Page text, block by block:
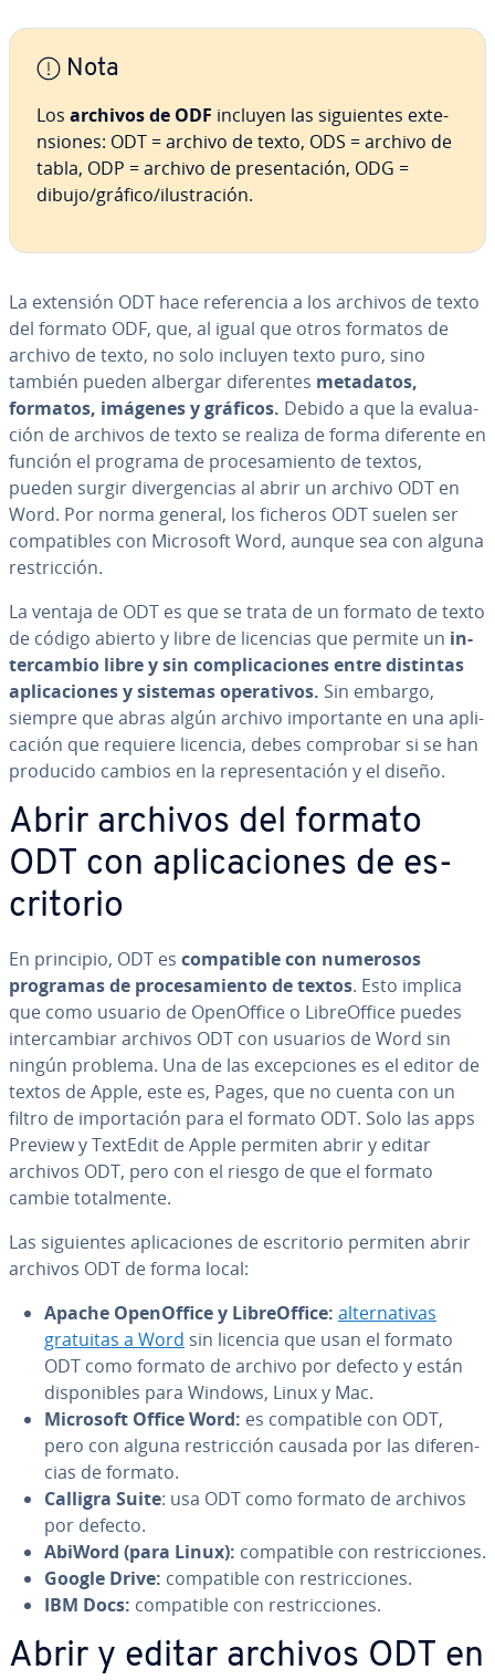
Nota
Los archivosde ODF incluyen las si­guie­n­tes ex­te­
n­sio­nes: ODT = archivo de texto, ODS = archivo de
tabla, ODP = archivo de pre­se­n­ta­ción, ODG =
dibujo/gráfico/ilu­s­tra­ción.
La extensión ODT hace re­fe­re­n­cia a los archivos de texto
del formato ODF, que, al igual que otros formatos de
archivo de texto, no solo incluyen texto puro, sino
también pueden albergar di­fe­re­n­tes metadatos,
formatos, imágenes y gráficos. Debido a que la eva­lua­
ción de archivos de texto se realiza de forma diferente en
función el programa de pro­ce­sa­mie­n­to de textos,
pueden surgir di­ve­r­ge­n­cias al abrir un archivo ODT en
Word. Por norma general, los ficheros ODT suelen ser
co­m­pa­ti­bles con Microsoft Word, aunque sea con alguna
re­s­tri­c­ción.
La ventaja de ODT es que se trata de un formato de texto
de código abierto y libre de licencias que permite un in­
te­r­ca­m­bio libre y sin co­m­pli­ca­cio­nes entre distintas
apli­ca­cio­nes y sistemas ope­ra­ti­vos. Sin embargo,
siempre que abras algún archivo im­po­r­ta­n­te en una apli­
ca­ción que requiere licencia, debes comprobar si se han
producido cambios en la re­pre­se­n­ta­ción y el diseño.
Abrir archivos del formato
ODT con apli­ca­cio­nes de es­
cri­to­rio
En principio, ODT es co­m­pa­ti­ble con numerosos
programas de pro­ce­sa­mie­n­to de textos. Esto implica
que como usuario de Ope­nO­f­fi­ce o Li­breO­f­fi­ce puedes
in­te­r­ca­m­biar archivos ODT con usuarios de Word sin
ningún problema. Una de las ex­ce­p­cio­nes es el editor de
textos de Apple, este es, Pages, que no cuenta con un
filtro de im­po­r­ta­ción para el formato ODT. Solo las apps
Preview y TextEdit de Apple permiten abrir y editar
archivos ODT, pero con el riesgo de que el formato
cambie to­ta­l­me­n­te.
Las si­guie­n­tes apli­ca­cio­nes de es­cri­to­rio permiten abrir
archivos ODT de forma local:
Apache Ope­nO­f­fi­ce y Li­breO­f­fi­ce: al­te­r­na­ti­vas
gratuitas a Word sin licencia que usan el formato
ODT como formato de archivo por defecto y están
di­s­po­ni­bles para Windows, Linux y Mac.
Microsoft Office Word: es co­m­pa­ti­ble con ODT,
pero con alguna re­s­tri­c­ción causada por las di­fe­re­n­
cias de formato.
Calligra Suite: usa ODT como formato de archivos
por defecto.
AbiWord (para Linux): co­m­pa­ti­ble con re­s­tri­c­cio­nes.
Google Drive: co­m­pa­ti­ble con re­s­tri­c­cio­nes.
IBM Docs: co­m­pa­ti­ble con re­s­tri­c­cio­nes.
Abrir y editar archivos ODT en